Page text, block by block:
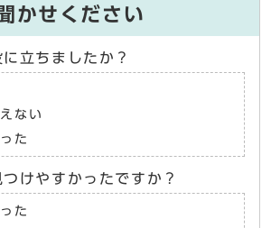
かせください
立ちましたか？
ない
た
けやすかったですか？
た